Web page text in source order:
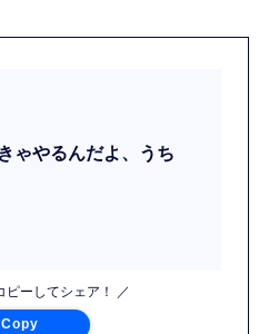
ゃやるんだよ、うち
ピーしてシェア！ ／
Copy